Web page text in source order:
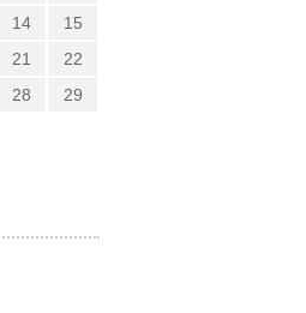
14
15
21
22
28
29